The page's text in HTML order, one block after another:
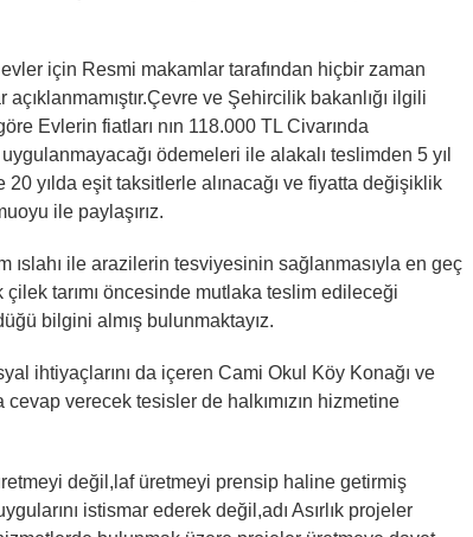
için Resmi makamlar tarafından hiçbir zaman
ve Şehircilik bakanlığı ilgili
Evlerin fiatları nın 118.000 TL Civarında
ödemeleri ile alakalı teslimden 5 yıl
yılda eşit taksitlerle alınacağı ve fiyatta değişiklik
ile paylaşırız.
ıslahı ile arazilerin tesviyesinin sağlanmasıyla en geç
çilek tarımı öncesinde mutlaka teslim edileceği
bilgini almış bulunmaktayız.
ihtiyaçlarını da içeren Cami Okul Köy Konağı ve
cevap verecek tesisler de halkımızın hizmetine
değil,laf üretmeyi prensip haline getirmiş
istismar ederek değil,adı Asırlık projeler